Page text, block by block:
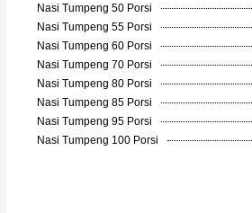
Nasi Tumpeng 50 Porsi
Nasi Tumpeng 55 Porsi
Nasi Tumpeng 60 Porsi
Nasi Tumpeng 70 Porsi
Nasi Tumpeng 80 Porsi
Nasi Tumpeng 85 Porsi
Nasi Tumpeng 95 Porsi
Nasi Tumpeng 100 Porsi